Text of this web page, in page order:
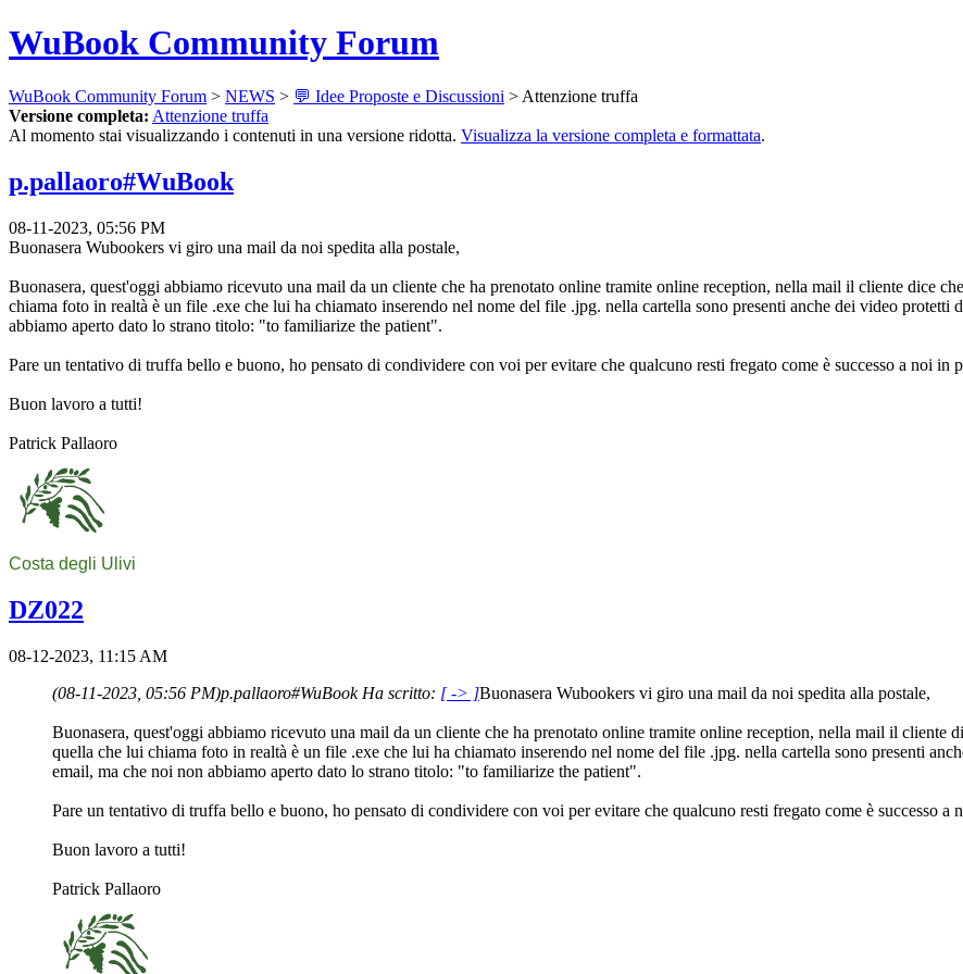
WuBook Community Forum
WuBook Community Forum > NEWS > 💬 Idee Proposte e Discussioni > Attenzione truffa
Versione completa: Attenzione truffa
Al momento stai visualizzando i contenuti in una versione ridotta. Visualizza la versione completa e formattata.
p.pallaoro#WuBook
08-11-2023, 05:56 PM
Buonasera Wubookers vi giro una mail da noi spedita alla postale,
Buonasera, quest'oggi abbiamo ricevuto una mail da un cliente che ha prenotato online tramite online reception, nella mail il cliente dice
chiama foto in realtà è un file .exe che lui ha chiamato inserendo nel nome del file .jpg. nella cartella sono presenti anche dei video protetti
abbiamo aperto dato lo strano titolo: "to familiarize the patient".
Pare un tentativo di truffa bello e buono, ho pensato di condividere con voi per evitare che qualcuno resti fregato come è successo a noi in
Buon lavoro a tutti!
Patrick Pallaoro
Costa degli Ulivi
DZ022
08-12-2023, 11:15 AM
(08-11-2023, 05:56 PM)p.pallaoro#WuBook Ha scritto: [ -> ]Buonasera Wubookers vi giro una mail da noi spedita alla postale,
Buonasera, quest'oggi abbiamo ricevuto una mail da un cliente che ha prenotato online tramite online reception, nella mail il cliente
quella che lui chiama foto in realtà è un file .exe che lui ha chiamato inserendo nel nome del file .jpg. nella cartella sono presenti
email, ma che noi non abbiamo aperto dato lo strano titolo: "to familiarize the patient".
Pare un tentativo di truffa bello e buono, ho pensato di condividere con voi per evitare che qualcuno resti fregato come è successo a
Buon lavoro a tutti!
Patrick Pallaoro